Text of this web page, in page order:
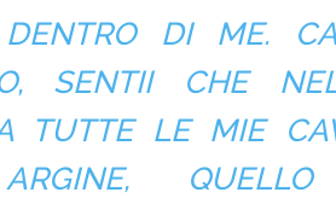
DI ME.
SENTII CHE
TUTTE LE MIE
QUELLO